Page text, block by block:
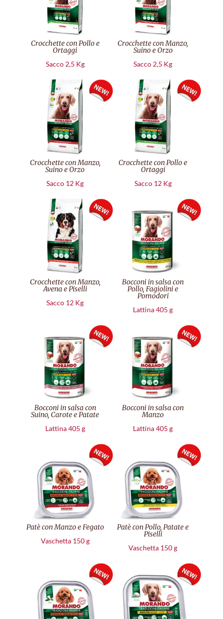
Crocchette con Pollo e
Ortaggi
Sacco 2,5 Kg
Crocchette con Manzo,
Suino e Orzo
Sacco 2,5 Kg
Crocchette con Manzo,
Suino e Orzo
Sacco 12 Kg
Crocchette con Pollo e
Ortaggi
Sacco 12 Kg
Crocchette con Manzo,
Avena e Piselli
Sacco 12 Kg
Bocconi in salsa con
Pollo, Fagiolini e
Pomodori
Lattina 405 g
Bocconi in salsa con
Suino, Carote e Patate
Lattina 405 g
Bocconi in salsa con
Manzo
Lattina 405 g
Patè con Manzo e Fegato
Vaschetta 150 g
Patè con Pollo, Patate e
Piselli
Vaschetta 150 g